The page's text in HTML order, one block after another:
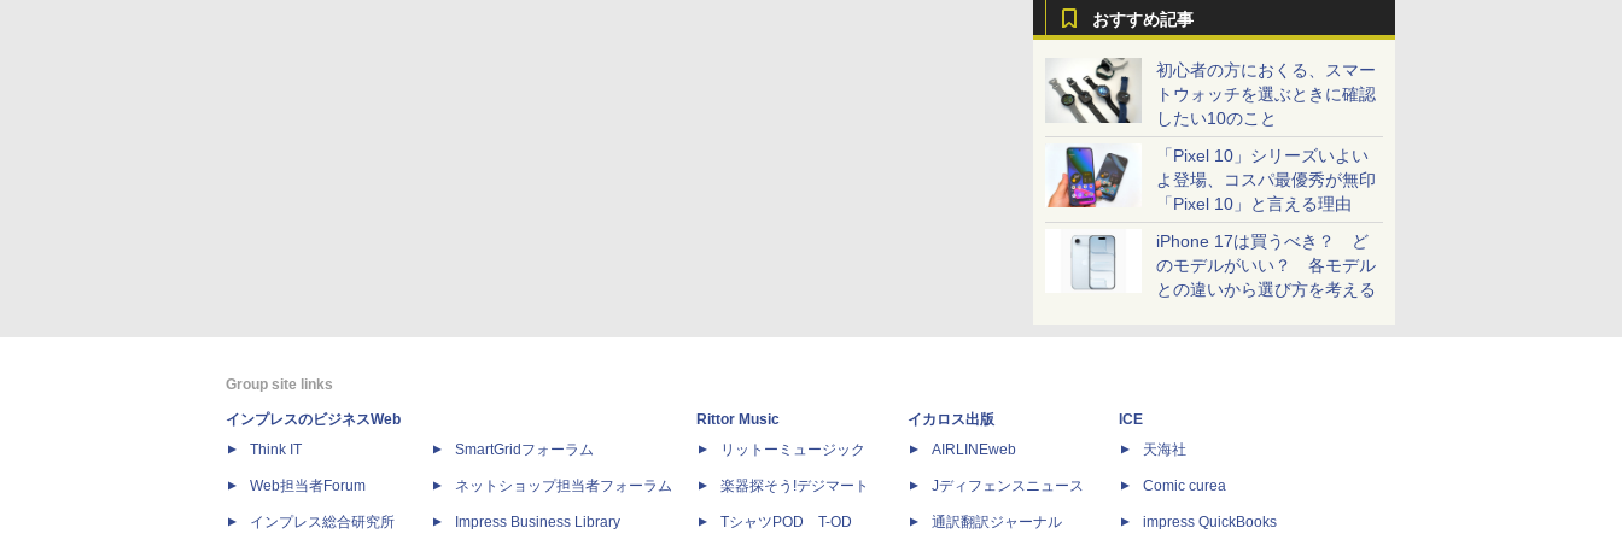
おすすめ記事
初心者の方におくる、スマー
トウォッチを選ぶときに確認
したい10のこと
「Pixel 10」シリーズいよい
よ登場、コスパ最優秀が無印
「Pixel 10」と言える理由
iPhone 17は買うべき？ ど
のモデルがいい？ 各モデル
との違いから選び方を考える
Group site links
インプレスのビジネスWeb
Think IT
Web担当者Forum
インプレス総合研究所
SmartGridフォーラム
ネットショップ担当者フォーラム
Impress Business Library
Rittor Music
リットーミュージック
楽器探そう!デジマート
TシャツPOD T-OD
イカロス出版
AIRLINEweb
Jディフェンスニュース
通訳翻訳ジャーナル
ICE
天海社
Comic curea
impress QuickBooks